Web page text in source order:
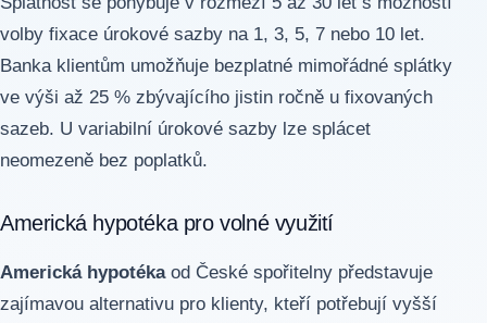
volby fixace úrokové sazby na 1, 3, 5, 7 nebo 10 let.
Banka klientům umožňuje bezplatné mimořádné splátky
ve výši až 25 % zbývajícího jistin ročně u fixovaných
sazeb. U variabilní úrokové sazby lze splácet
neomezeně bez poplatků.
Americká hypotéka pro volné využití
Americká hypotékaod České spořitelny představuje
zajímavou alternativu pro klienty, kteří potřebují vyšší